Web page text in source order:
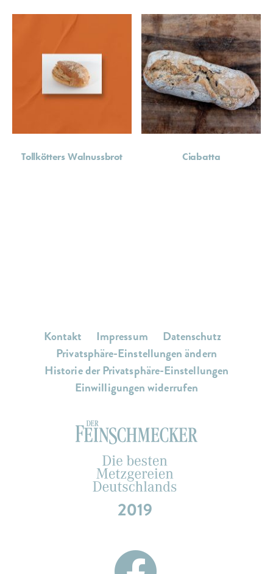
Tollkötters Walnussbrot Ciabatta
Kontakt Impressum
Datenschutz
Privatsphäre-Einstellungen ändern
Historie der Privatsphäre-Einstellungen
Einwilligungen widerrufen